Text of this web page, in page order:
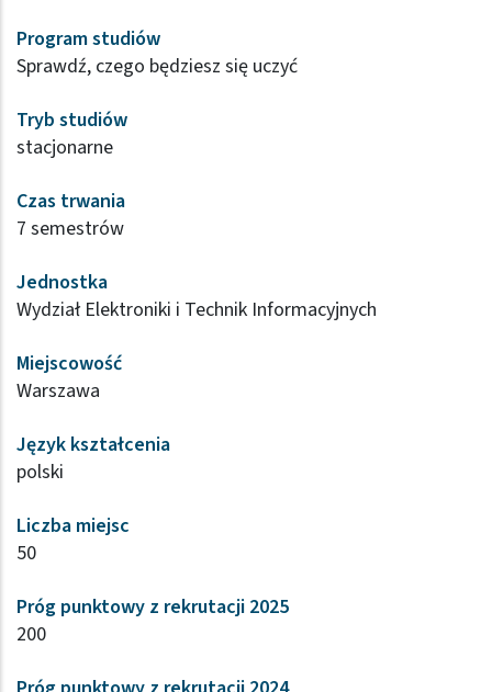
Program studiów
Sprawdź, czego będziesz się uczyć
Tryb studiów
stacjonarne
Czas trwania
7 semestrów
Jednostka
Wydział Elektroniki i Technik Informacyjnych
Miejscowość
Warszawa
Język kształcenia
polski
Liczba miejsc
50
Próg punktowy z rekrutacji 2025
200